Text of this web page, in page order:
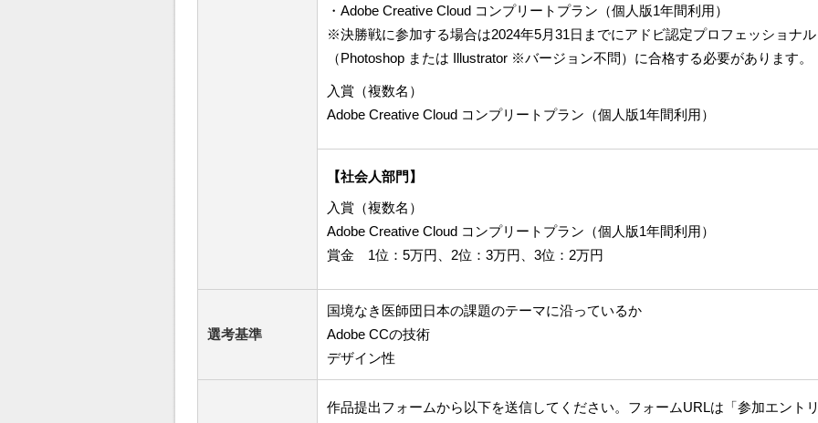
・Adobe Creative Cloud コンプリートプラン（個人版1年間利用）
※決勝戦に参加する場合は2024年5月31日までにアドビ認定プロフェッショナル
（Photoshop または Illustrator ※バージョン不問）に合格する必要があります。
入賞（複数名）
Adobe Creative Cloud コンプリートプラン（個人版1年間利用）
【社会人部門】
入賞（複数名）
Adobe Creative Cloud コンプリートプラン（個人版1年間利用）
賞金 1位：5万円、2位：3万円、3位：2万円
選考基準
国境なき医師団日本の課題のテーマに沿っているか
Adobe CCの技術
デザイン性
作品提出フォームから以下を送信してください。フォームURLは「参加エント